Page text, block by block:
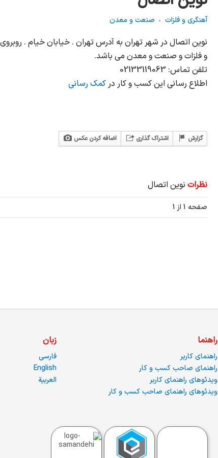
آهنگری و فلزات
صنعت و معدن
نوین اتصال در شهر تهران به آدرس تهران . خیابان خیام .
و فلزات و صنعت و معدن می باشد.
تلفن تماس: 02133119063
اطلاع رسانی این کسب و کار درکمک رسانی
اضافه کردن عکس اشتراک گذاری گزارش
نظرات نوین اتصال
صفحه 1 از 1
راهنما
راهنمای کاربر
راهنمای صاحب کسب و کار
ویدئوهای راهنمای کاربر
ویدئوهای راهنمای صاحب کسب و کار
زبان
فارسی
English
العربية